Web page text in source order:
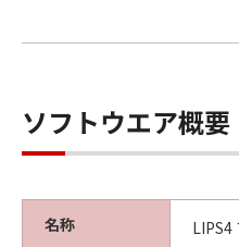
本契約書中で定義され
本契約書のいずれかの
律により無効であると
す。
ソフトウエア概要
名称 LIPS4